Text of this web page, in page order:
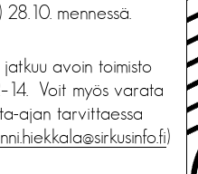
) 28.10. mennessä.
avoin toimisto
Voit myös varata
ajan tarvittaessa
)